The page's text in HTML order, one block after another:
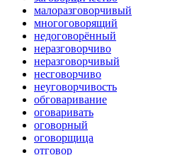
малоразговорчивый
многоговорящий
недоговорённый
неразговорчиво
неразговорчивый
несговорчиво
неуговорчивость
обговаривание
оговаривать
оговорный
оговорщица
отговор